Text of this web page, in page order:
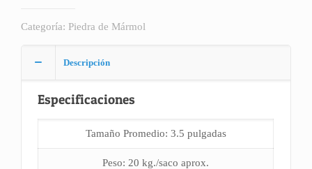
Categoría: Piedra de Mármol
Descripción
Especificaciones
Tamaño Promedio: 3.5 pulgadas
Peso: 20 kg./saco aprox.